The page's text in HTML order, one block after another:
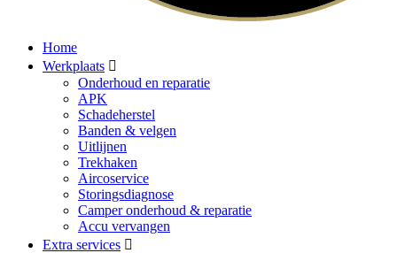
Home
Werkplaats
Onderhoud en reparatie
APK
Schadeherstel
Banden & velgen
Uitlijnen
Trekhaken
Aircoservice
Storingsdiagnose
Camper onderhoud & reparatie
Accu vervangen
Extra services